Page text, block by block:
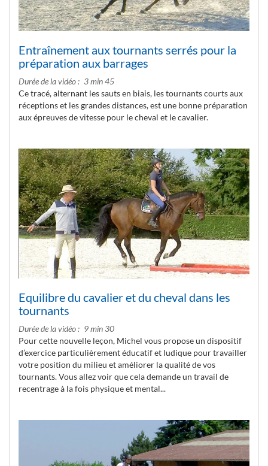
Entraînement aux tournants serrés pour la
préparation aux barrages
Durée de la vidéo
3 min 45
Ce tracé, alternant les sauts en biais, les tournants courts aux
réceptions et les grandes distances, est une bonne préparation
aux épreuves de vitesse pour le cheval et le cavalier.
Equilibre du cavalier et du cheval dans les
tournants
Durée de la vidéo
9 min 30
Pour cette nouvelle leçon, Michel vous propose un dispositif
d’exercice particulièrement éducatif et ludique pour travailler
votre position du milieu et améliorer la qualité de vos
tournants. Vous allez voir que cela demande un travail de
recentrage à la fois physique et mental...